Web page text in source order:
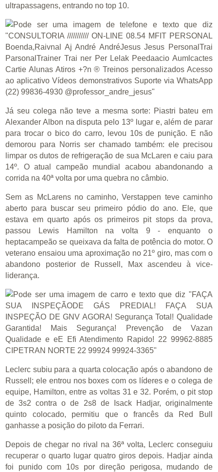
ultrapassagens, entrando no top 10.
Já seu colega não teve a mesma sorte: Piastri bateu em
Alexander Albon na disputa pelo 13º lugar e, além de parar
para trocar o bico do carro, levou 10s de punição. E não
demorou para Norris ser chamado também: ele precisou
limpar os dutos de refrigeração de sua McLaren e caiu para
14º. O atual campeão mundial acabou abandonando a
corrida na 40ª volta por uma quebra no câmbio.
Sem as McLarens no caminho, Verstappen teve caminho
aberto para buscar seu primeiro pódio do ano. Ele, que
estava em quarto após os primeiros pit stops da prova,
passou Lewis Hamilton na volta 9 - enquanto o
heptacampeão se queixava da falta de potência do motor. O
veterano ensaiou uma aproximação no 21º giro, mas com o
abandono posterior de Russell, Max ascendeu à vice-
liderança.
Leclerc subiu para a quarta colocação após o abandono de
Russell; ele entrou nos boxes com os líderes e o colega de
equipe, Hamilton, entre as voltas 31 e 32. Porém, o pit stop
de 3s2 contra o de 2s8 de Isack Hadjar, originalmente
quinto colocado, permitiu que o francês da Red Bull
ganhasse a posição do piloto da Ferrari.
Depois de chegar no rival na 36ª volta, Leclerc conseguiu
recuperar o quarto lugar quatro giros depois. Hadjar ainda
foi punido com 10s por direção perigosa, mudando de